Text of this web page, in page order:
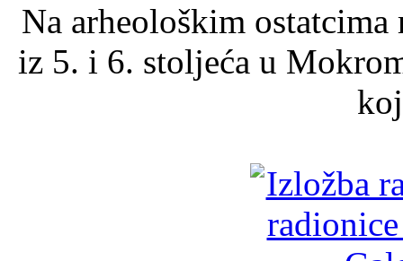
Na arheološkim
iz 5. i 6. stoljeća u